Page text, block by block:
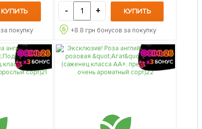
КУПИТЬ
покупку
- + КУПИТЬ
+8.8 грн бонусов за покупку